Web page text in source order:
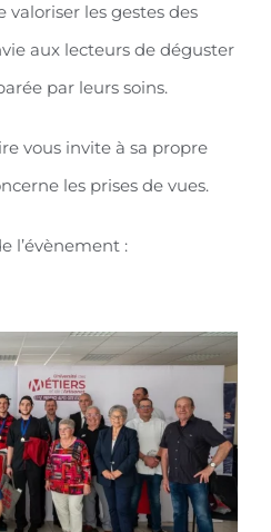
les gestes des
aux lecteurs de déguster
par leurs soins.
vous invite à sa propre
les prises de vues.
l’évènement :